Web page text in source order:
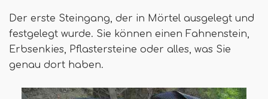
Der erste Steingang, der in Mörtel ausgelegt und
festgelegt wurde. Sie können einen Fahnenstein,
Erbsenkies, Pflastersteine ​​oder alles, was Sie
genau dort haben.